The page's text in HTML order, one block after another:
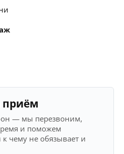
приём
— мы перезвоним,
и поможем
к чему не обязывает и